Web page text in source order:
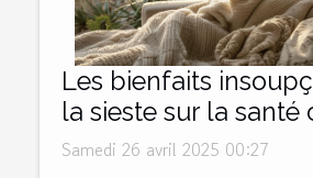
Les bienfaits
la sieste sur la santé
Samedi 26 avril 2025 00:27